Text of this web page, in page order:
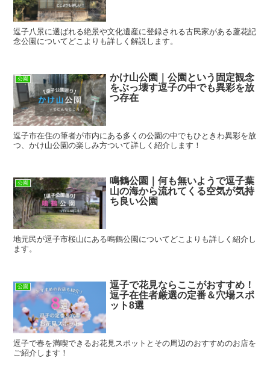
逗子八景に選ばれる絶景や文化遺産に登録される古民家がある蘆花記
念公園についてどこよりも詳しく解説します。
公園
かけ山公園｜公園という固定観念
をぶっ壊す逗子の中でも異彩を放
つ存在
逗子市在住の筆者が市内にある多くの公園の中でもひときわ異彩を放
つ、かけ山公園の楽しみ方ついて詳しく紹介します！
公園
鳴鶴公園｜何も無いようで逗子葉
山の海から流れてくる空気が気持
ち良い公園
地元民が逗子市桜山にある鳴鶴公園についてどこよりも詳しく紹介し
ます。
公園
逗子で花見ならここがおすすめ！
逗子在住者厳選の定番＆穴場スポ
ット8選
逗子で春を満喫できるお花見スポットとその周辺のおすすめのお店を
ご紹介します！